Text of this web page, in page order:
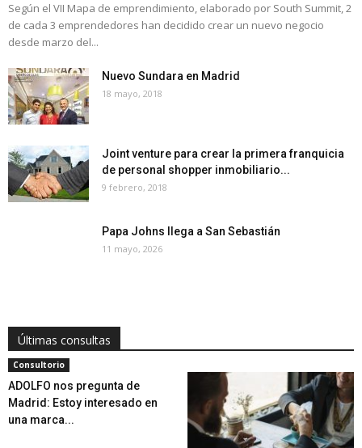
Según el VII Mapa de emprendimiento, elaborado por South Summit, 2
de cada 3 emprendedores han decidido crear un nuevo negocio
desde marzo del...
Nuevo Sundara en Madrid
18 mayo, 2018
Joint venture para crear la primera franquicia
de personal shopper inmobiliario...
9 febrero, 2018
Papa Johns llega a San Sebastián
11 mayo, 2026
Últimas consultas
Consultorio
ADOLFO nos pregunta de
Madrid: Estoy interesado en
una marca...